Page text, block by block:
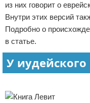
Культура
Экономика
Разное
Условия
Отказ от
из них говорит о
Внутри этих версий
Подробно о
в статье.
У иудейского